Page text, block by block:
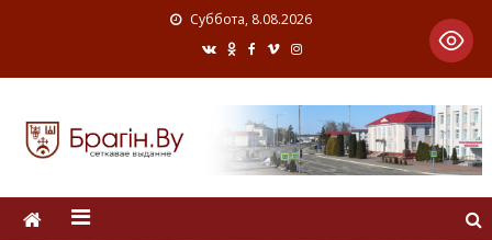
Суббота, 8.08.2026